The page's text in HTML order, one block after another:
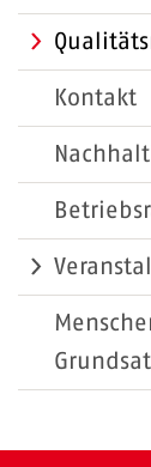
Kontakt